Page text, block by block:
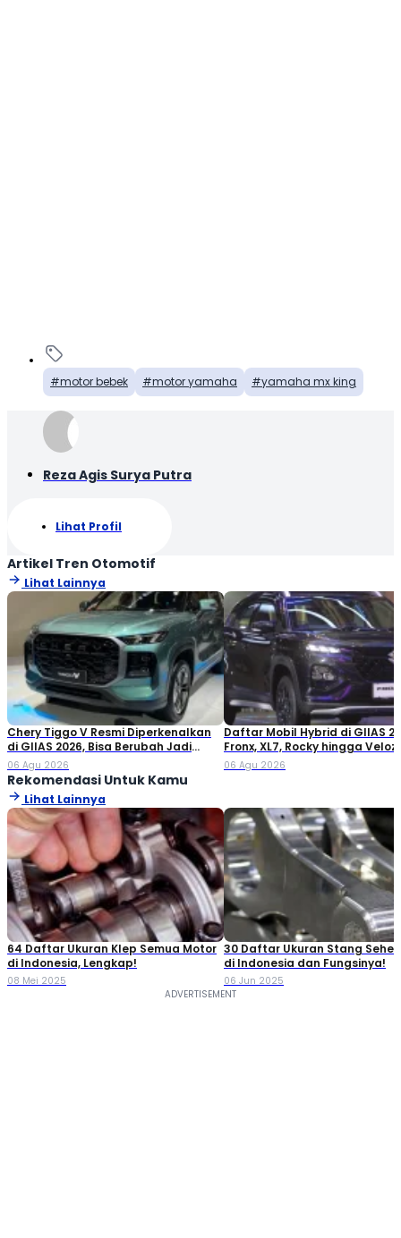
motor bebek motor yamaha yamaha mx king
Reza Agis Surya Putra
Lihat Profil
Artikel Tren Otomotif
Lihat Lainnya
Chery Tiggo V Resmi Diperkenalkan
di GIIAS 2026, Bisa Berubah Jadi
Double Cabin
06 Agu 2026
Daftar Mobil Hybrid di GIIAS
Fronx, XL7, Rocky hingga Veloz!
06 Agu 2026
Rekomendasi Untuk Kamu
Lihat Lainnya
64 Daftar Ukuran Klep Semua Motor
di Indonesia, Lengkap!
08 Mei 2025
30 Daftar Ukuran Stang
di Indonesia dan Fungsinya!
06 Jun 2025